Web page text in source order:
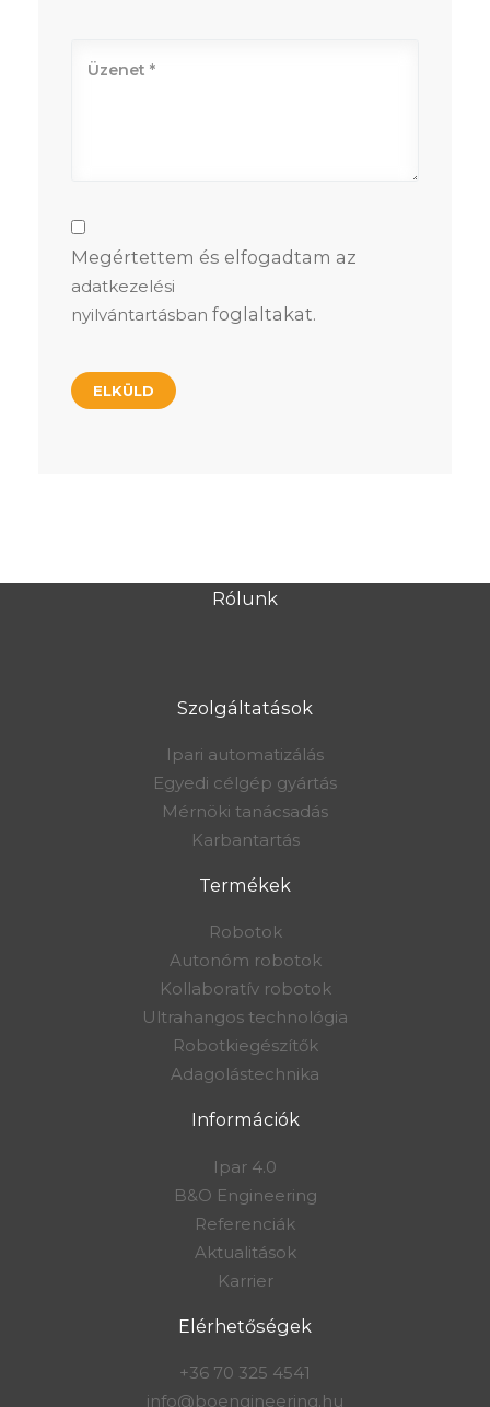
Megértettem és elfogadtam az
adatkezelési
nyilvántartásban foglaltakat.
Rólunk
Szolgáltatások
Ipari automatizálás
Egyedi célgép gyártás
Mérnöki tanácsadás
Karbantartás
Termékek
Robotok
Autonóm robotok
Kollaboratív robotok
Ultrahangos technológia
Robotkiegészítők
Adagolástechnika
Információk
Ipar 4.0
B&O Engineering
Referenciák
Aktualitások
Karrier
Elérhetőségek
+36 70 325 4541
info@boengineering.hu